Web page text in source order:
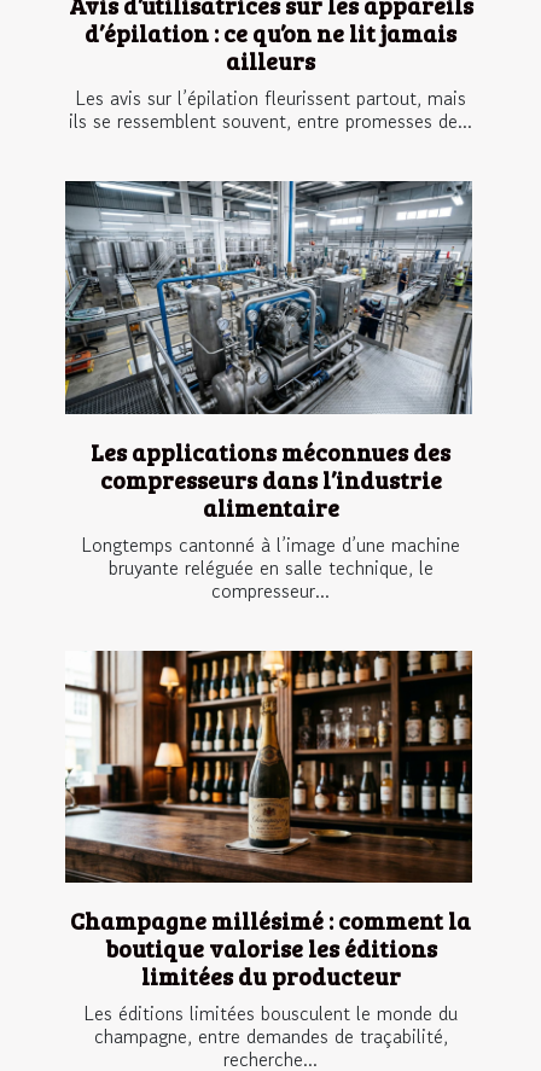
d’épilation : ce qu’on ne lit jamais
ailleurs
Les avis sur l’épilation fleurissent partout, mais
ils se ressemblent souvent, entre promesses de...
Les applications méconnues des
compresseurs dans l’industrie
alimentaire
Longtemps cantonné à l’image d’une machine
bruyante reléguée en salle technique, le
compresseur...
Champagne millésimé : comment la
boutique valorise les éditions
limitées du producteur
Les éditions limitées bousculent le monde du
champagne, entre demandes de traçabilité,
recherche...